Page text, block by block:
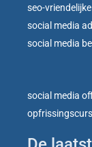
seo-
social media
social media
social media